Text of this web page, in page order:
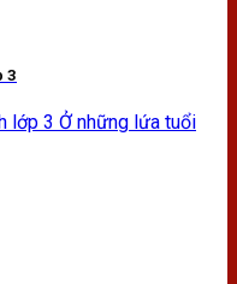
3
lớp 3 Ở những lứa tuổi